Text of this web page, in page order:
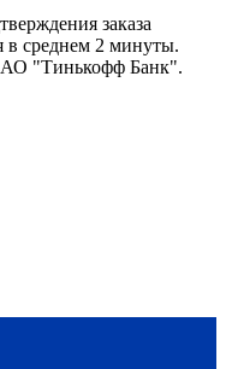
заказа
в среднем 2 минуты.
АО "Тинькофф Банк".